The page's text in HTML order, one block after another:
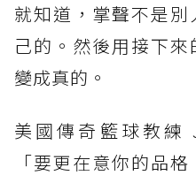
就知道，掌聲不是
己的。然後用接下
變成真的。
美國傳奇籃球教練
「要更在意你的品